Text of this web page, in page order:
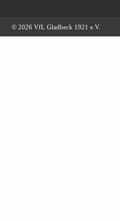
© 2026 VfL Gladbeck 1921 e.V.